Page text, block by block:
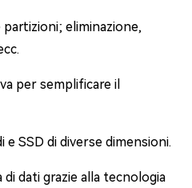
eliminazione,
per semplificare il
SSD di diverse dimensioni.
dati grazie alla tecnologia